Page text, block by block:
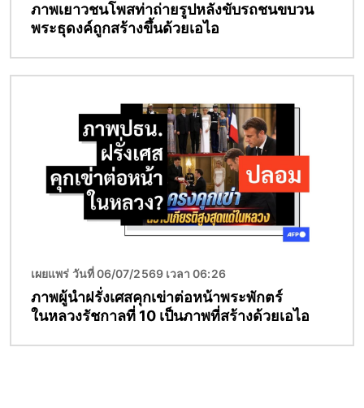
ภาพเยาวชนโพสท่าถ่ายรูปหลังขับรถชนขบวน
พระธุดงค์ถูกสร้างขึ้นด้วยเอไอ
เผยแพร่ วันที่ 06/07/2569 เวลา 06:26
ภาพผู้นำฝรั่งเศสคุกเข่าต่อหน้าพระพักตร์
ในหลวงรัชกาลที่ 10 เป็นภาพที่สร้างด้วยเอไอ